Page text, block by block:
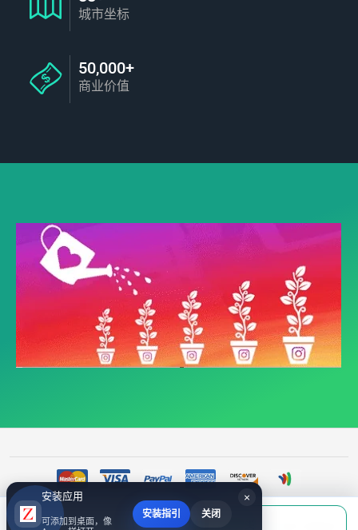
当前应付
填写账号后购买
城市坐标
50,000+
商业价值
©Ins买粉丝服务_ins粉丝购买_instagram买粉自助下单平台-zfensi
×
安装应用
可添加到桌面，像
安装指引 关闭